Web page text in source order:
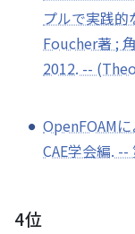
プルで実践
Foucher著 ;
2012. --
OpenFOAM
CAE学会編.
4位